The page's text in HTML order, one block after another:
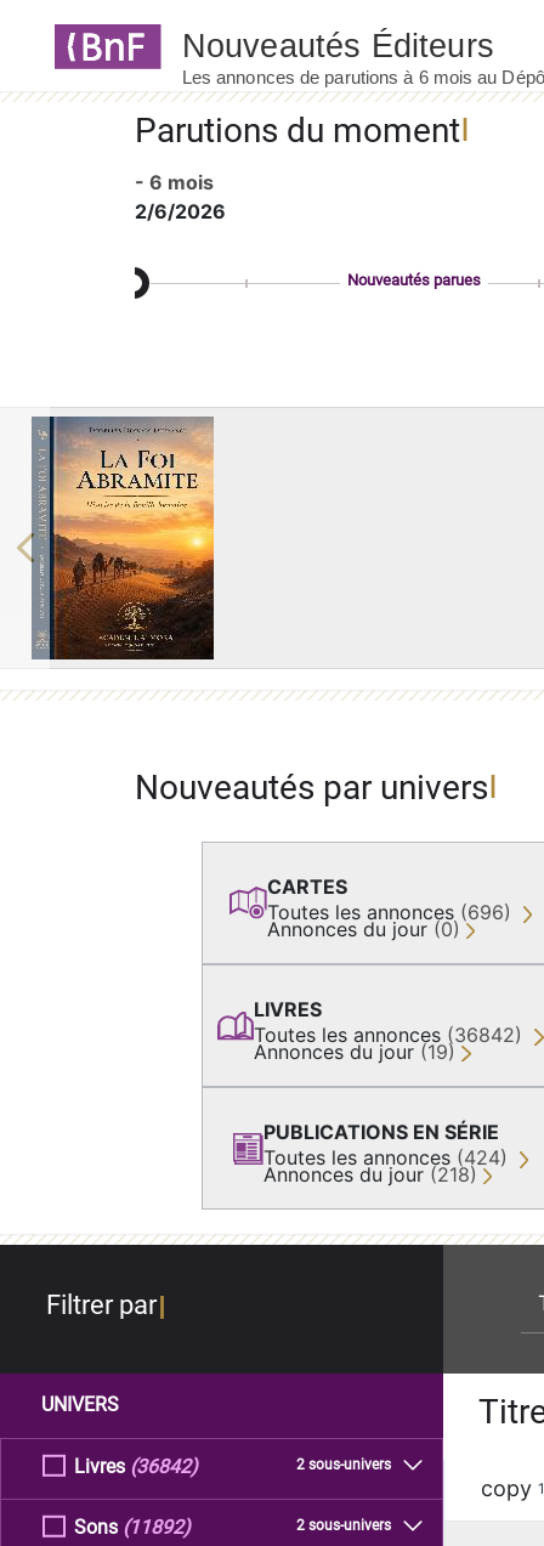
Parutions du moment
- 6 mois
2/6/2026
Nouveautés parues
Previous
Nouveautés par univers
CARTES
Toutes les annonces (696)
Annonces du jour (0)
LIVRES
Toutes les annonces (36842)
Annonces du jour (19)
PUBLICATIONS EN SÉRIE
Toutes les annonces (424)
Annonces du jour (218)
Filtrer par
UNIVERS
Livres 2 sous-univers
(36842)
Sons 2 sous-univers
(11892)
copy